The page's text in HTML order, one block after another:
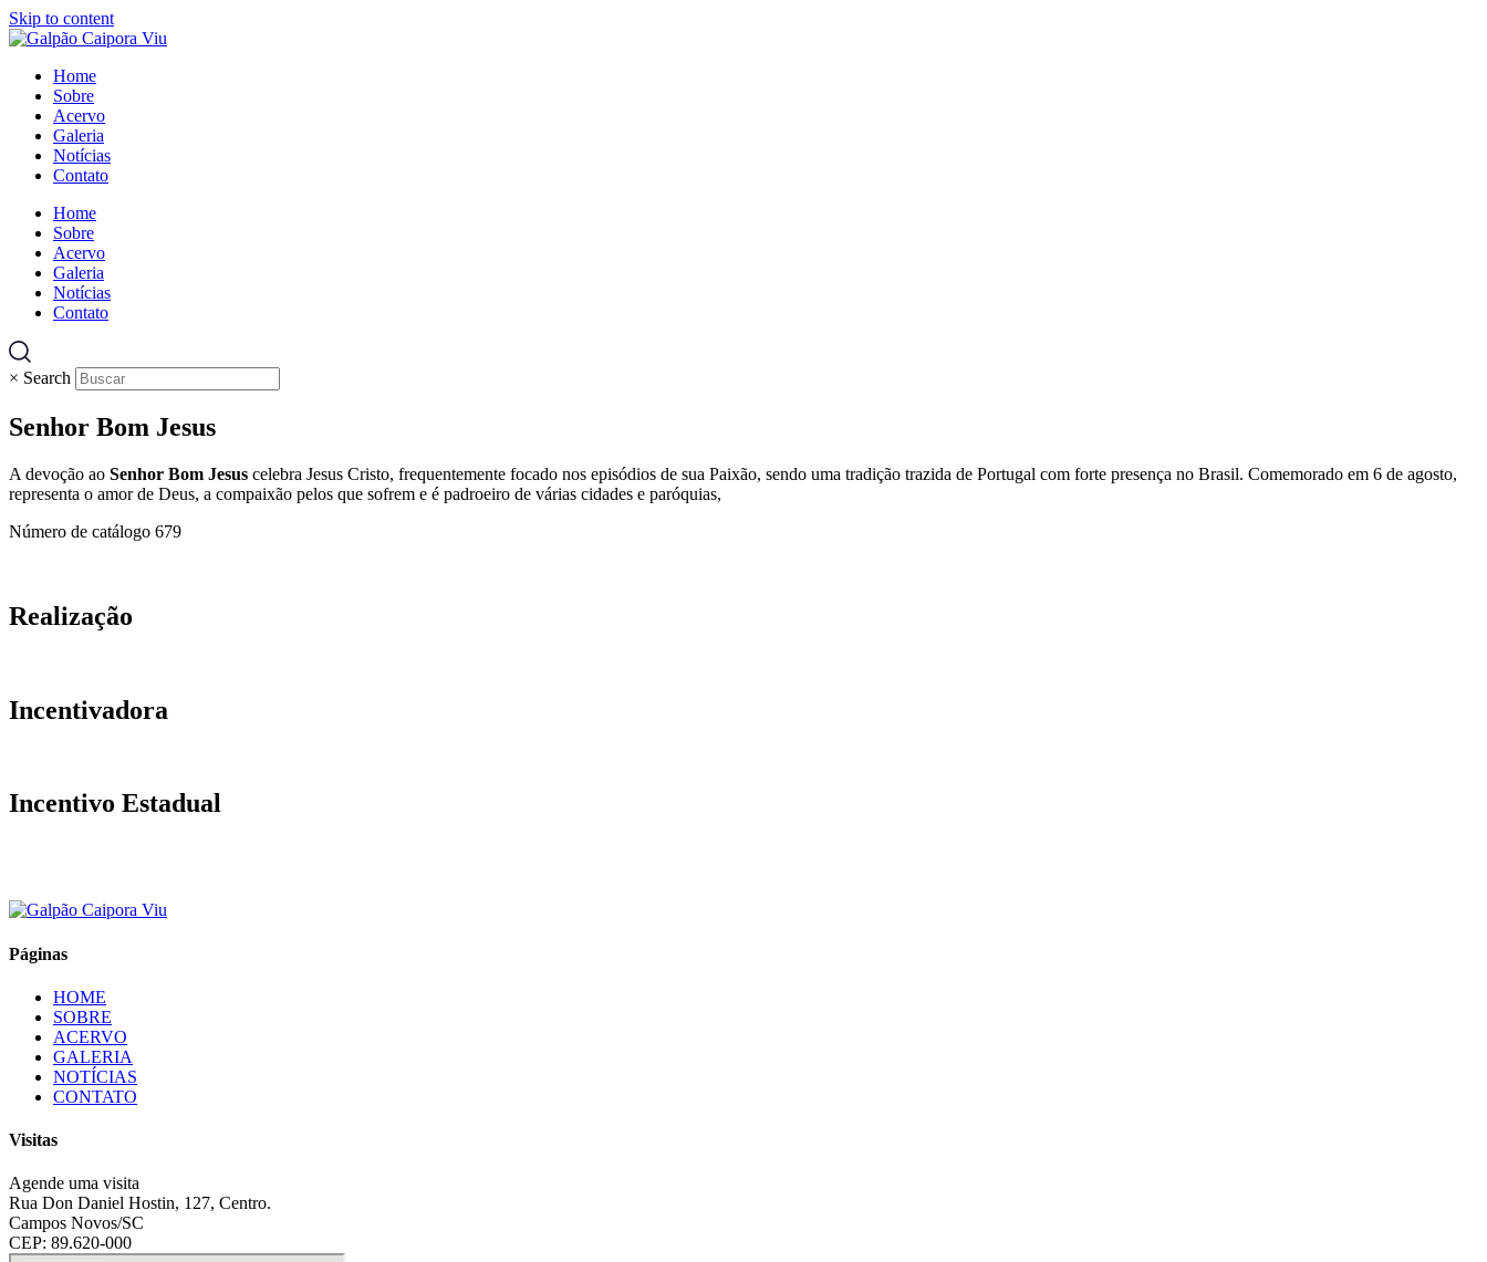
Skip to content
Home
Sobre
Acervo
Galeria
Notícias
Contato
Home
Sobre
Acervo
Galeria
Notícias
Contato
× Search
Senhor Bom Jesus
A devoção ao Senhor Bom Jesus celebra Jesus Cristo, frequentemente focado nos episódios de sua Paixão, sendo uma tradição trazida de Portugal com forte presença no Brasil. Comemorado em 6 de agosto,
representa o amor de Deus, a compaixão pelos que sofrem e é padroeiro de várias cidades e paróquias,
Número de catálogo 679
Realização
Incentivadora
Incentivo Estadual
Páginas
HOME
SOBRE
ACERVO
GALERIA
NOTÍCIAS
CONTATO
Visitas
Agende uma visita
Rua Don Daniel Hostin, 127, Centro.
Campos Novos/SC
CEP: 89.620-000